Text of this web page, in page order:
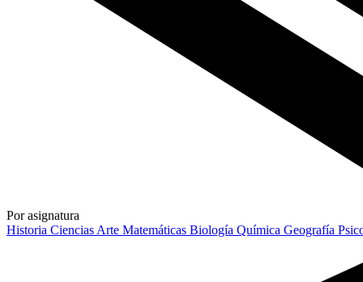
Por asignatura
Historia Ciencias Arte Matemáticas Biología Química Geografía